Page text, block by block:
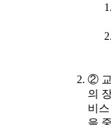
② 교
의
비